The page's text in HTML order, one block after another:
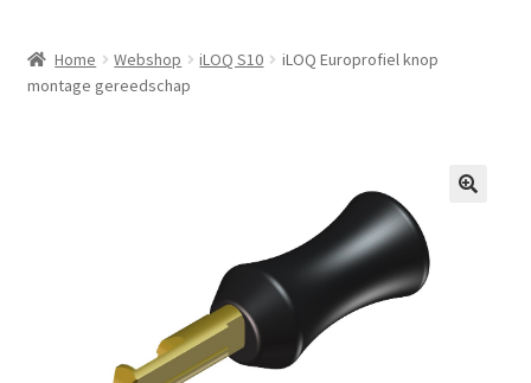
Oplossingen
Home Webshop iLOQ S10
iLOQ Europrofiel knop
montage gereedschap